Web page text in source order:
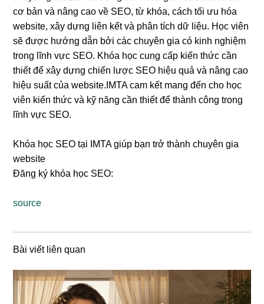
cơ bản và nâng cao về SEO, từ khóa, cách tối ưu hóa
website, xây dựng liên kết và phân tích dữ liệu. Học viên
sẽ được hướng dẫn bởi các chuyên gia có kinh nghiệm
trong lĩnh vực SEO. Khóa học cung cấp kiến thức cần
thiết để xây dựng chiến lược SEO hiệu quả và nâng cao
hiệu suất của website.IMTA cam kết mang đến cho học
viên kiến thức và kỹ năng cần thiết để thành công trong
lĩnh vực SEO.
Khóa học SEO tại IMTA giúp bạn trở thành chuyên gia
website
Đăng ký khóa học SEO:
source
Bài viết liên quan